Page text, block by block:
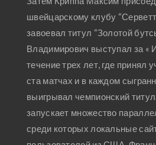
швейцарскому клубу
завоевал титул “Золотой
Владимирович выступал за «
течение трех лет, где принял
ста матчах и в каждом
выигрывал чемпионский
запускает множество
среди которых локальные